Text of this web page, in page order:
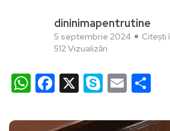
dininimapentrutine
5 septembrie 2024
Citești
512 Vizualizări
WhatsApp
Facebook
X Skype
Email